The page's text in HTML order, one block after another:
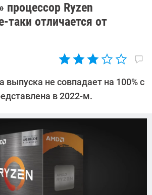
процессор Ryzen
таки отличается от
выпуска не совпадает на 100% с
в 2022-м.